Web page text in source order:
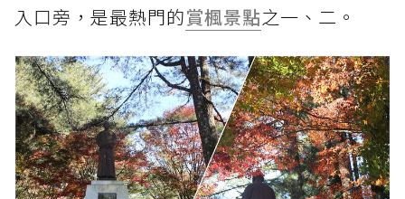
入口旁，是最熱門的賞楓景點之一、二。